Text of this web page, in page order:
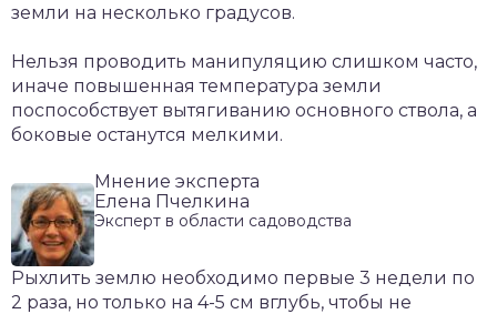
земли на несколько градусов.
Нельзя проводить манипуляцию слишком часто,
иначе повышенная температура земли
поспособствует вытягиванию основного ствола, а
боковые останутся мелкими.
Мнение эксперта
Елена Пчелкина
Эксперт в области садоводства
Рыхлить землю необходимо первые 3 недели по
2 раза, но только на 4-5 см вглубь, чтобы не